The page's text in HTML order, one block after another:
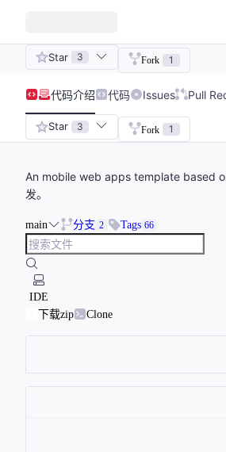
Star 3 Fork 1
代码介绍 代码 Issues Pull
Star 3 Fork 1
An mobile web apps template based
发。
main 分支 2 Tags 66
IDE
下载zip
Clone